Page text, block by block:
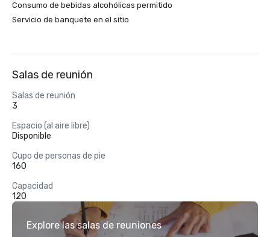
Consumo de bebidas alcohólicas permitido
Servicio de banquete en el sitio
Salas de reunión
Salas de reunión
3
Espacio (al aire libre)
Disponible
Cupo de personas de pie
160
Capacidad
120
Explore las salas de reuniones